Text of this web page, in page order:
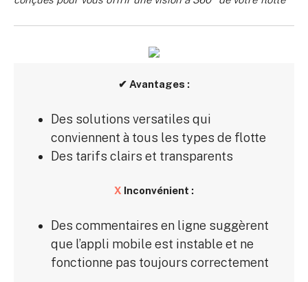
✔ Avantages :
Des solutions versatiles qui
conviennent à tous les types de flotte
Des tarifs clairs et transparents
X Inconvénient :
Des commentaires en ligne suggèrent
que l’appli mobile est instable et ne
fonctionne pas toujours correctement